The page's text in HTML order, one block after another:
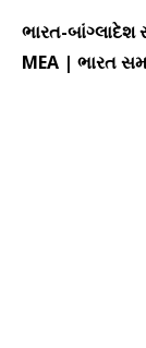
ભારત-
MEA | ભારત